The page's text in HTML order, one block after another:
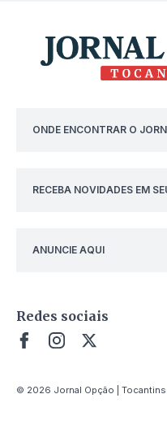
ONDE ENCONTRAR O
RECEBA NOVIDADES EM
ANUNCIE AQUI
Redes sociais
© 2026 Jornal Opção |